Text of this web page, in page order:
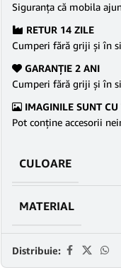
Siguranţa că mobila
RETUR 14 ZILE
Cumperi fără griji şi în
GARANŢIE 2 ANI
Cumperi fără griji şi în
IMAGINILE SUNT CU
Pot conține accesorii
CULOARE
MATERIAL
Distribuie: